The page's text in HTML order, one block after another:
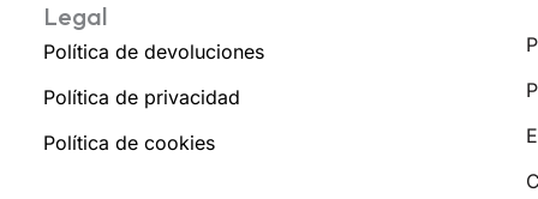
Legal
Política de devoluciones
Política de privacidad
Política de cookies